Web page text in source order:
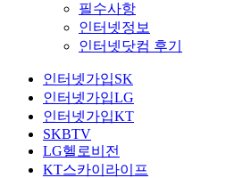
필수사항
인터넷정보
인터넷닷컴 후기
인터넷가입SK
인터넷가입LG
인터넷가입KT
SKBTV
LG헬로비전
KT스카이라이프